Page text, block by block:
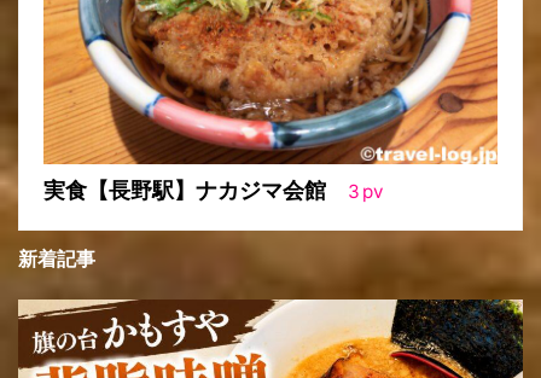
実食【長野駅】ナカジマ会館 3 pv
新着記事